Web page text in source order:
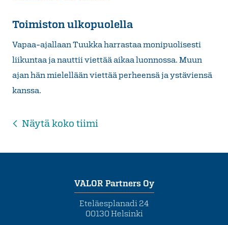
Toimiston ulkopuolella
Vapaa-ajallaan Tuukka harrastaa monipuolisesti
liikuntaa ja nauttii viettää aikaa luonnossa. Muun
ajan hän mielellään viettää perheensä ja ystäviensä
kanssa.
Näytä koko tiimi
VALOR Partners Oy
Eteläesplanadi 24
00130 Helsinki